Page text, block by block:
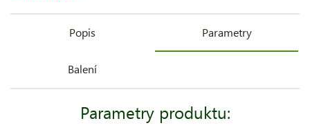
Popis Parametry
Balení
Parametry produktu: